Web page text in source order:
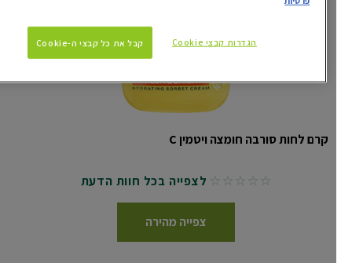
קרם לחות סורבה חומצה ויטמין C
No reviews לצפייה בכל חוות הדעת
צפייה מהירה
הגדרות קבצי Cookie קבל את כל קבצי ה-Cookie